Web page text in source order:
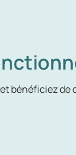
bénéficiez de